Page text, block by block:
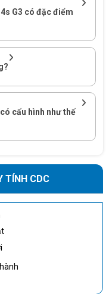
ThinkPad X13
được thiết
và dễ dàng.
chất liệu cao cấp và
sản phẩm.
G3 có đặc điểm
cấu hình như thế
TÍNH CDC